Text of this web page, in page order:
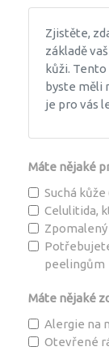
Zjistěte,
základě
kůži.
byste měli
je pro vás
Máte nějaké
Suchá
Celulitida,
peelingům
Máte nějaké
Alergie na
Otevřené